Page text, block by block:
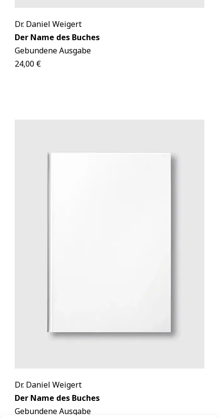
Dr. Daniel Weigert
Der Name des Buches
Gebundene Ausgabe
24,00 €
Dr. Daniel Weigert
Der Name des Buches
Gebundene Ausgabe